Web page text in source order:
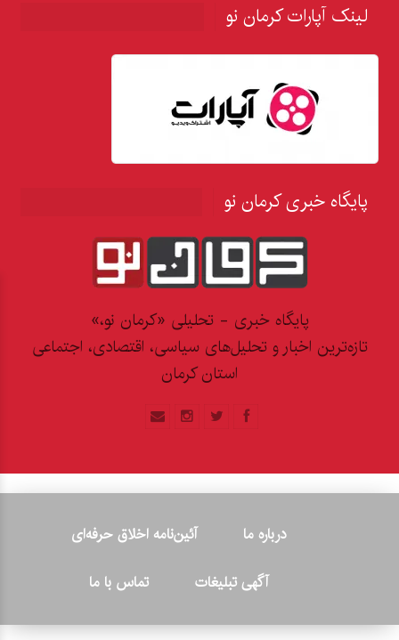
لینک آپارات کرمان نو
پایگاه خبری کرمان نو
پایگاه خبری - تحلیلی «کرمان نو،»
تازه‌ترین اخبار و تحلیل‌های سیاسی، اقتصادی، اجتماعی
استان کرمان
درباره ما
آئین‌نامه اخلاق حرفه‌ای
آگهی تبلیغات
تماس با ما